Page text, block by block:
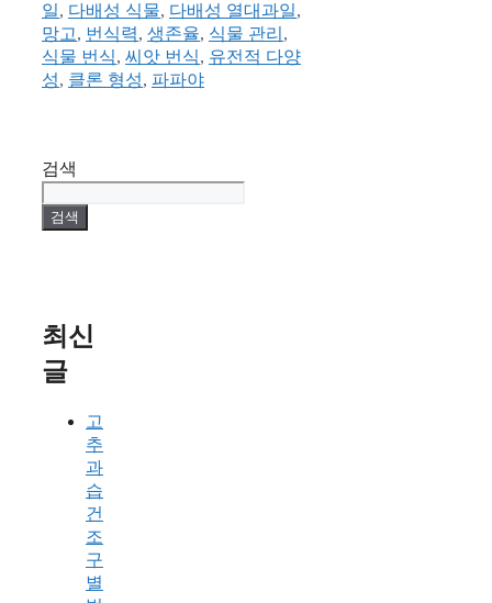
일, 다배성 식물, 다배성 열대과일,
망고, 번식력, 생존율, 식물 관리 ,
식물 번식, 씨앗 번식, 유전적 다양
성, 클론 형성, 파파야
검색
검색
최신
글
고
추
과
습
건
조
구
별